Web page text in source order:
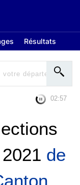
Résultats
02:56
de